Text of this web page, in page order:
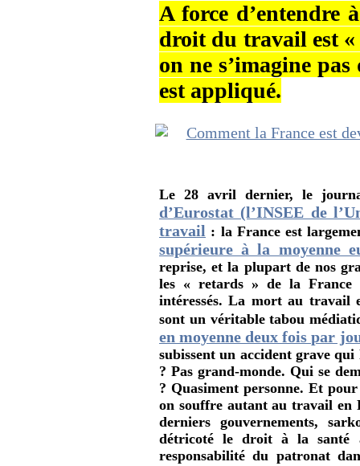
A force d’entendre
droit du travail est «
on ne s’imagine
est appliqué.
Le 28 avril dernier, le
d’Eurostat (l’INSEE de
travail : la France est
supérieure à la moyenne
reprise, et la plupart de nos
les « retards » de la France
intéressés. La mort au travail
sont un véritable tabou
en moyenne deux fois par
subissent un accident grave
? Pas grand-monde. Qui se
? Quasiment personne. Et
on souffre autant au travail en
derniers gouvernements,
détricoté le droit à la santé
responsabilité du patronat